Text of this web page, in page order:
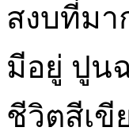
สงบที่ม
มีอยู่ ปูน
ชีวิตสีเขี